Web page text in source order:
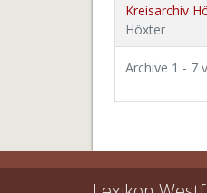
Kreisarchiv
Höxter
Archive 1 - 7